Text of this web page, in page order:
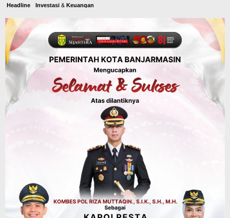
Headline Investasi & Keuangan
KUA-PPAS 2027 Banjarbaru Defisit 170
Miliar, Pendapatan 1,2 Triliun Belanja
1,37 Triliun, Tutup Kekurangan dari
SiLPA
Agustus 7, 2026
Kalsel
Operasi Sikat Intan 2026 Berakhir, Polda
Kalsel Amankan Ribuan Miras Hingga
Pemerintahan Sosial & Keagamaan